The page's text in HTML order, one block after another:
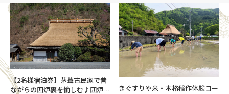
【2名様宿泊券】茅葺古民家で昔
ながらの囲炉裏を愉しむ♪囲炉裏
きぐすりや米・本格稲作体験コー